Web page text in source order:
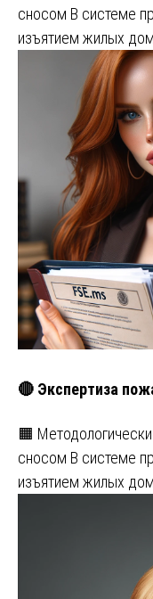
сносом В системе
изъятием жилых
🔴 Экспертиза
🟧
сносом В системе
изъятием жилых